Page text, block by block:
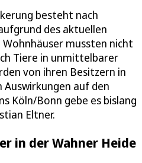
besteht nach
des aktuellen
mussten nicht
Tiere in unmittelbarer
von ihren Besitzern in
Auswirkungen auf den
Köln/Bonn gebe es bislang
Eltner.
in der Wahner Heide